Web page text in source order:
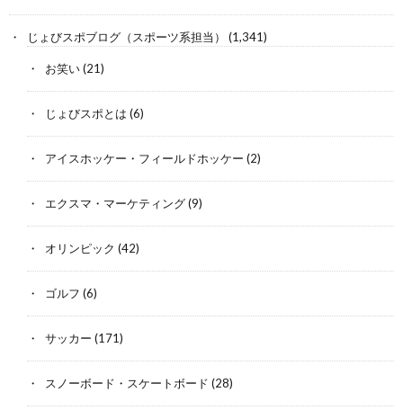
じょびスポブログ（スポーツ系担当） (1,341)
お笑い(21)
じょびスポとは (6)
アイスホッケー・フィールドホッケー (2)
エクスマ・マーケティング(9)
オリンピック (42)
ゴルフ (6)
サッカー (171)
スノーボード・スケートボード (28)